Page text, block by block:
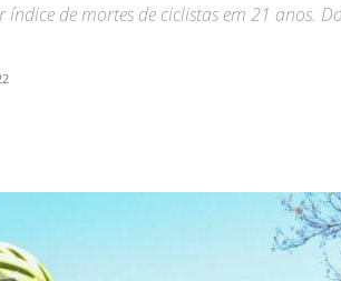
de mortes de ciclistas em 21 anos.